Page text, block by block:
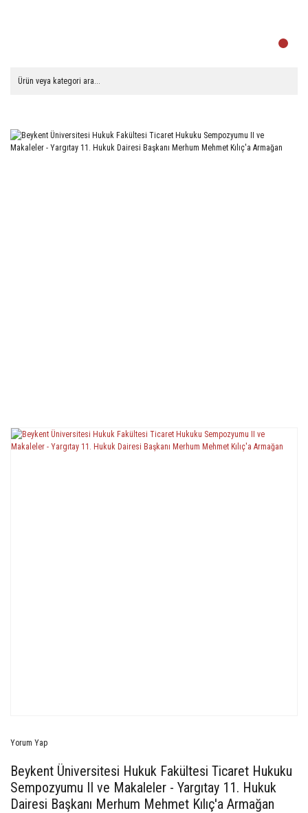
Yorum Yap
Beykent Üniversitesi Hukuk Fakültesi Ticaret Hukuku
Sempozyumu II ve Makaleler - Yargıtay 11. Hukuk
Dairesi Başkanı Merhum Mehmet Kılıç'a Armağan